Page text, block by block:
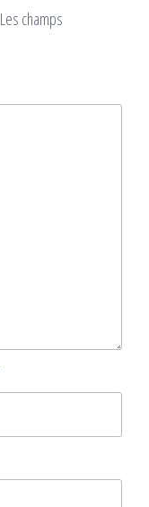
Les champs